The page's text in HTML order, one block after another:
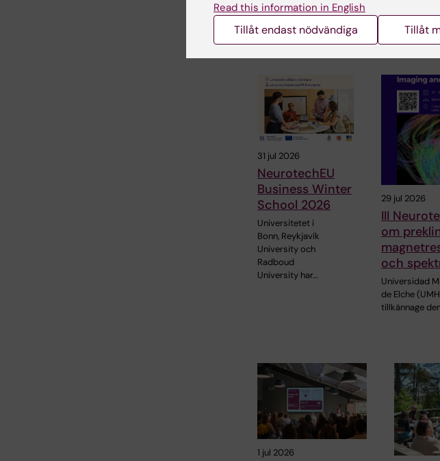
Relaterade artiklar
31 jul 2026
NeurotechEU
Business Winter
School 2026
Universitetet i
Bonn, Reykjavík
University och
Radboud
University har…
29 jul 2026
III
om
och
Universidad
de Elche
tillkännage
1 jul 2026
Read this information in English
Tillåt endast nödvändiga Tillåt